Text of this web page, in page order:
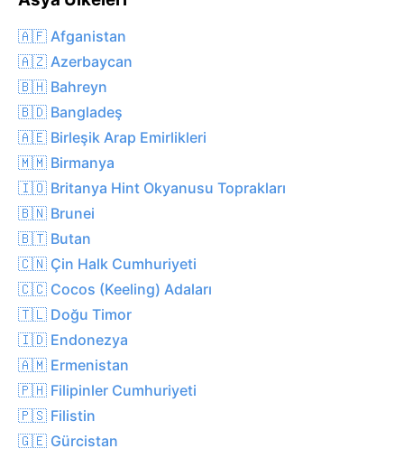
🇦🇫 Afganistan
🇦🇿 Azerbaycan
🇧🇭 Bahreyn
🇧🇩 Bangladeş
🇦🇪 Birleşik Arap Emirlikleri
🇲🇲 Birmanya
🇮🇴 Britanya Hint Okyanusu Toprakları
🇧🇳 Brunei
🇧🇹 Butan
🇨🇳 Çin Halk Cumhuriyeti
🇨🇨 Cocos (Keeling) Adaları
🇹🇱 Doğu Timor
🇮🇩 Endonezya
🇦🇲 Ermenistan
🇵🇭 Filipinler Cumhuriyeti
🇵🇸 Filistin
🇬🇪 Gürcistan